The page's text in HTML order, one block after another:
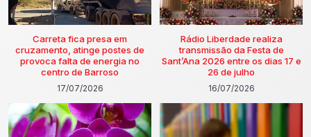
Carreta fica presa em
cruzamento, atinge postes de
provoca falta de energia no
centro de Barroso
17/07/2026
Rádio Liberdade realiza
transmissão da Festa de
Sant’Ana 2026 entre os dias 17 e
26 de julho
16/07/2026